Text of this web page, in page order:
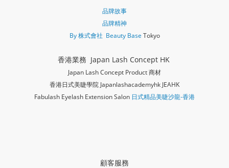
品牌故事
品牌精神
By 株式會社 Beauty Base Tokyo
香港業務 Japan Lash Concept HK
Japan Lash Concept Product 商材
香港日式美睫學院 Japanlashacademyhk JEAHK
Fabulash Eyelash Extension Salon 日式精品美睫沙龍-香港
顧客服務